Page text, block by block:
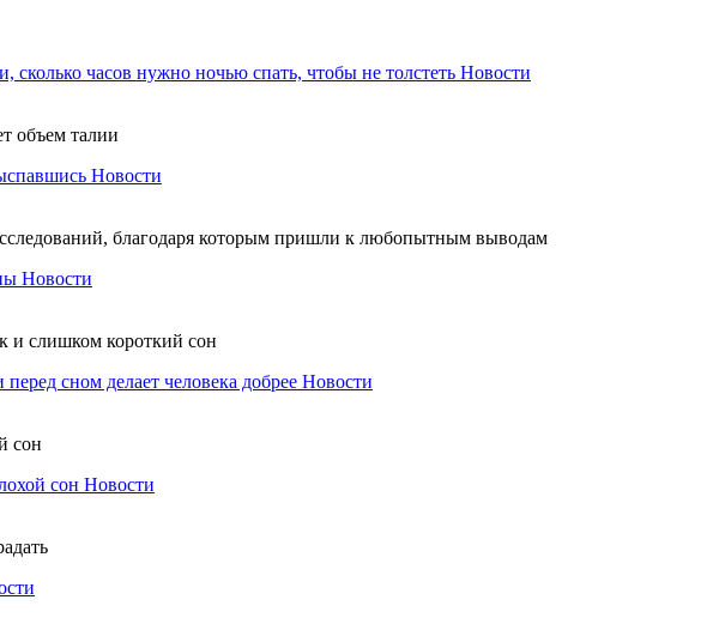
сколько часов нужно ночью спать, чтобы не толстеть Новости
объем талии
Новости
благодаря которым пришли к любопытным выводам
Новости
и слишком короткий сон
сном делает человека добрее Новости
сон
сон Новости